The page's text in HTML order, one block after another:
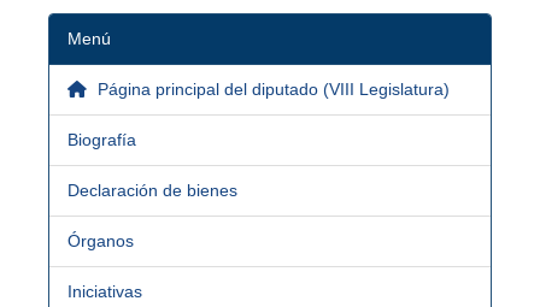
Menú
Página principal del diputado (VIII Legislatura)
Biografía
Declaración de bienes
Órganos
Iniciativas